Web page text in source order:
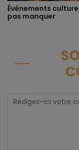
Événements
pas manquer